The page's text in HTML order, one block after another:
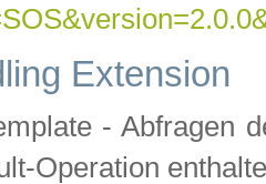
Extension
- Abfragen
Operation